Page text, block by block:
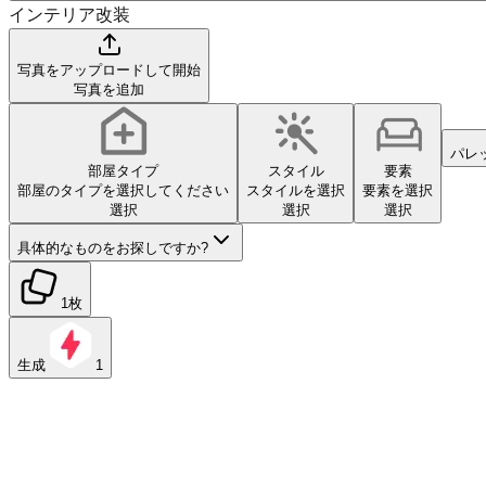
インテリア改装
写真をアップロードして開始
写真を追加
部屋タイプ
部屋のタイプを選択してください
選択
スタイル
スタイルを選択
選択
要素
要素を選択
選択
パレ
具体的なものをお探しですか?
1枚
生成 1